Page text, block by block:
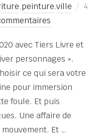
,peinture,ville
4
avec Tiers Livre et
personnages ».
ce qui sera votre
pour immersion
foule. Et puis
Une affaire de
Et …